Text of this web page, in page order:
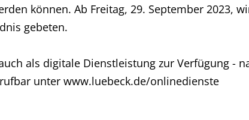
können. Ab Freitag, 29. September 2023,
gebeten.
als digitale Dienstleistung zur Verfügung -
unter www.luebeck.de/onlinedienste